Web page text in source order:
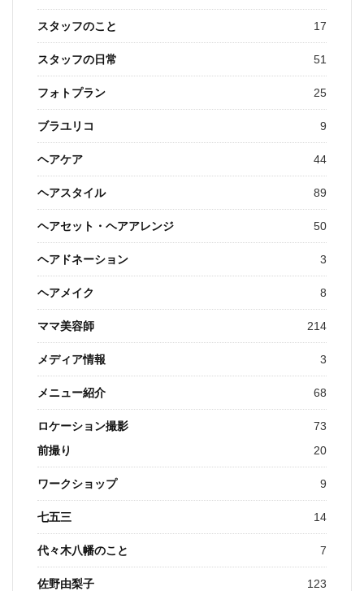
スタッフのこと 17
スタッフの日常 51
フォトプラン 25
ブラユリコ 9
ヘアケア 44
ヘアスタイル 89
ヘアセット・ヘアアレンジ 50
ヘアドネーション 3
ヘアメイク 8
ママ美容師 214
メディア情報 3
メニュー紹介 68
ロケーション撮影
73
前撮り
20
ワークショップ 9
七五三 14
代々木八幡のこと 7
佐野由梨子 123